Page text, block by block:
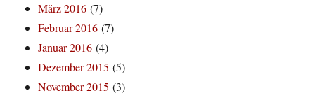
März 2016 (7)
Februar 2016 (7)
Januar 2016 (4)
Dezember 2015 (5)
November 2015 (3)